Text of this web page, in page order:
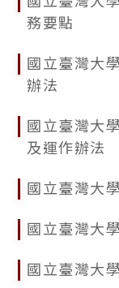
務要點
國立臺灣大
辦法
國立臺灣大
及運作辦法
國立臺灣大
國立臺灣大
國立臺灣大